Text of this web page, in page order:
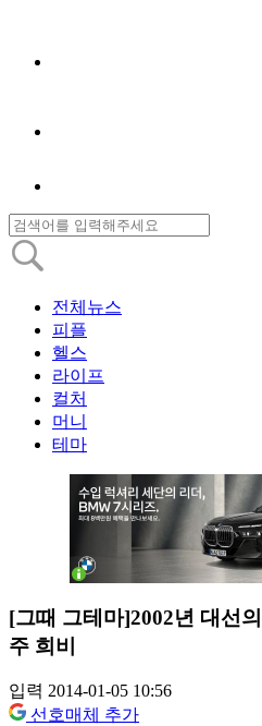
전체뉴스
피플
헬스
라이프
컬처
머니
테마
[그때 그테마]2002년 대선
주 희비
입력 2014-01-05 10:56
선호매체 추가